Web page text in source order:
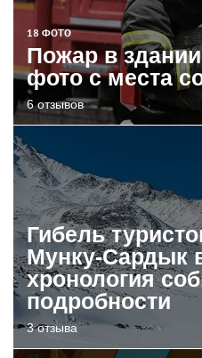
18 ФОТО
Пожар в
фото с места
6 отзывов
Гибель
Мунку-Сардык
хронология
подробности
3 отзыва